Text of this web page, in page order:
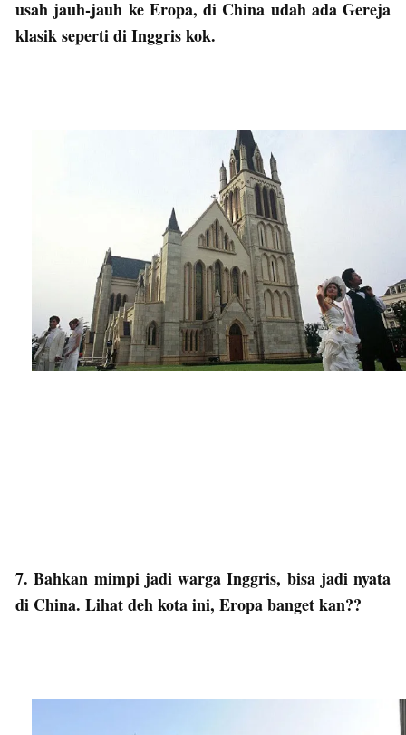
usah jauh-jauh ke Eropa, di China udah ada Gereja
klasik seperti di Inggris kok.
7. Bahkan mimpi jadi warga Inggris, bisa jadi nyata
di China. Lihat deh kota ini, Eropa banget kan??